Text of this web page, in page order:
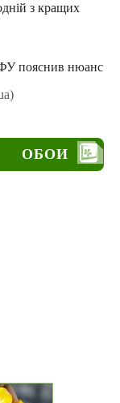
з кращих
пояснив нюанс
ОБОИ